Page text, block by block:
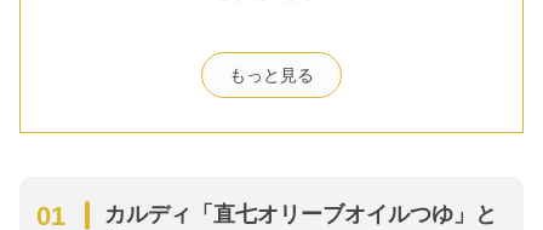
麺つゆ以外のアレンジレシピ4選
サラダ（調理時間:5分）
カプレーゼ（調理時間:5分）
時間:5分）
もっと見る
カルディ「直七オリーブオイルつゆ」と